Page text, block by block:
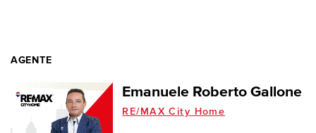
AGENTE
Emanuele Roberto Gallone
RE/MAX City Home